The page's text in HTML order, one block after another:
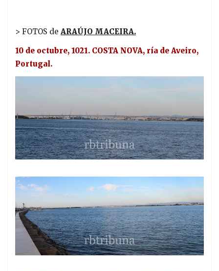
> FOTOS de ARAÚJO MACEIRA.
10 de octubre, 1021. COSTA NOVA, ría de Aveiro,
Portugal.